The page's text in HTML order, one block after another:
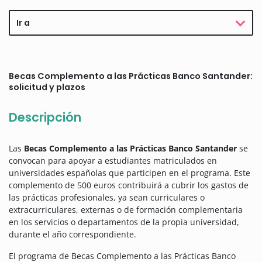
Ir a
Becas Complemento a las Prácticas Banco Santander:
solicitud y plazos
Descripción
Las Becas Complemento a las Prácticas Banco Santander se
convocan para apoyar a estudiantes matriculados en
universidades españolas que participen en el programa. Este
complemento de 500 euros contribuirá a cubrir los gastos de
las prácticas profesionales, ya sean curriculares o
extracurriculares, externas o de formación complementaria
en los servicios o departamentos de la propia universidad,
durante el año correspondiente.
El programa de Becas Complemento a las Prácticas Banco